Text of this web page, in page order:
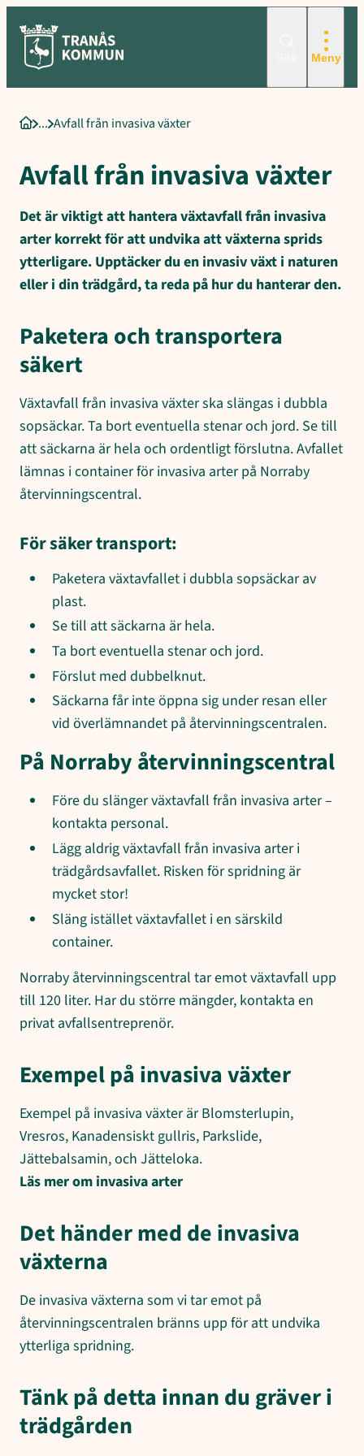
innehåll
Meny
StartsidaAvfall från invasiva växter
Avfall från invasiva växter
Det är viktigt att hantera växtavfall från invasiva
arter korrekt för att undvika att växterna sprids
ytterligare. Upptäcker du en invasiv växt i naturen
eller i din trädgård, ta reda på hur du hanterar den.
Paketera och transportera
säkert
Växtavfall från invasiva växter ska slängas i dubbla
sopsäckar. Ta bort eventuella stenar och jord. Se till
att säckarna är hela och ordentligt förslutna. Avfallet
lämnas i container för invasiva arter på Norraby
återvinningscentral.
För säker transport:
Paketera växtavfallet i dubbla sopsäckar av
plast.
Se till att säckarna är hela.
Ta bort eventuella stenar och jord.
Förslut med dubbelknut.
Säckarna får inte öppna sig under resan eller
vid överlämnandet på återvinningscentralen.
På Norraby återvinningscentral
Före du slänger växtavfall från invasiva arter –
kontakta personal.
Lägg aldrig växtavfall från invasiva arter i
trädgårdsavfallet. Risken för spridning är
mycket stor!
Släng istället växtavfallet i en särskild
container.
Norraby återvinningscentral tar emot växtavfall upp
till 120 liter. Har du större mängder, kontakta en
privat avfallsentreprenör.
Exempel på invasiva växter
Exempel på invasiva växter är Blomsterlupin,
Vresros, Kanadensiskt gullris, Parkslide,
Jättebalsamin, och Jätteloka.
Läs mer om invasiva arter
Det händer med de invasiva
växterna
De invasiva växterna som vi tar emot på
återvinningscentralen bränns upp för att undvika
ytterliga spridning.
Tänk på detta innan du gräver i
trädgården